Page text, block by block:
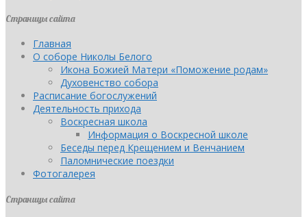
Страницы сайта
Главная
О соборе Николы Белого
Икона Божией Матери «Поможение родам»
Духовенство собора
Расписание богослужений
Деятельность прихода
Воскресная школа
Информация о Воскресной школе
Беседы перед Крещением и Венчанием
Паломнические поездки
Фотогалерея
Страницы сайта